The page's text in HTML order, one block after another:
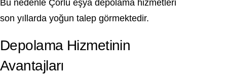
Bu nedenle Çorlu eşya depolama hizmetleri
son yıllarda yoğun talep görmektedir.
Depolama Hizmetinin
Avantajları